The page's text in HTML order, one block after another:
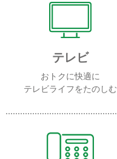
テレビ
おトクに快適に
テレビライフをたのしむ